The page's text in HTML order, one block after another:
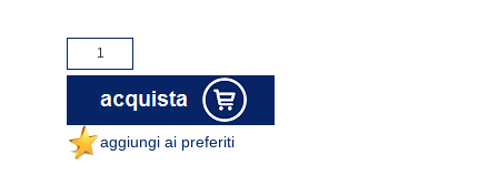
aggiungi ai preferiti